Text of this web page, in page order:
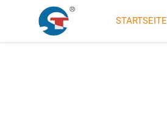
STARTSEITE